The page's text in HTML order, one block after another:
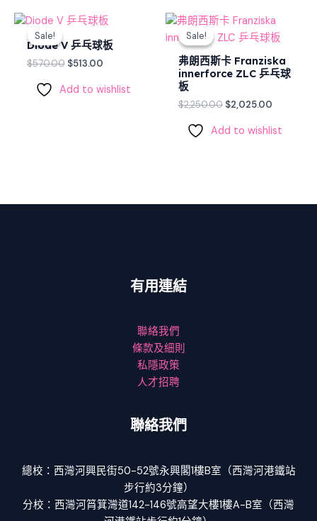
Sale!
Sale!
Diode V 乒乓球板
$570.00
Original
was:
$570.00.
$513.00
Current
is:
$513.00.
Add to wishlist
Sale!
Sale!
弗朗西斯卡 Franziska
innerforce ZLC 乒乓球
板
$2,250.00
Original
price
was:
$2,250.00.
$2,025.00
Current
price
is:
Add to wishlist
有用連結
聯絡我們
條款及細則
私隱政策
人才招聘
聯絡我們
總校：西灣河興民街50-52號永興閣1樓B室（西灣河港鐵站
步行約3分鐘）
分校：西灣河筲箕灣道142-146號高望大樓1樓A-B室（西灣